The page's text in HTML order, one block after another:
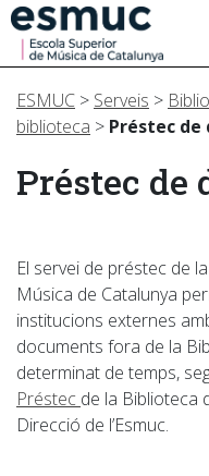
Estudis
Recerca
ESMUC > Serveis >
biblioteca > Préstec
Préstec de
El servei de préstec de
Música de Catalunya
institucions externes
documents fora de la
determinat de temps,
Préstec de la Biblioteca
Direcció de l’Esmuc.